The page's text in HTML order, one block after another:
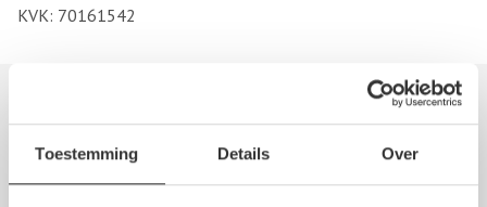
Toestemming Details Over
KVK: 70161542
(Stroom)verdeler
Voorbumper